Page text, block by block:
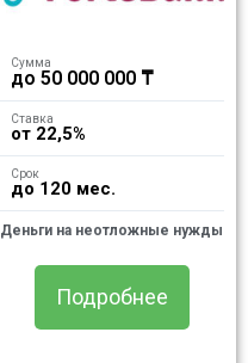
Сумма
до 50 000 000 ₸
Ставка
от 22,5%
Срок
до 120 мес.
Деньги на неотложные нужды
Подробнее